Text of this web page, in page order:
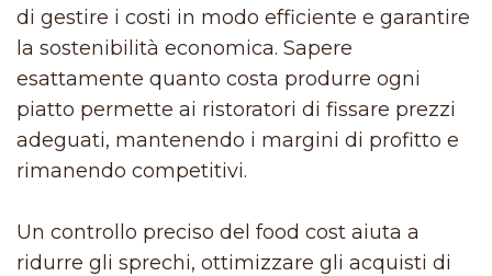
di gestire i costi in modo efficiente e garantire
la sostenibilità economica. Sapere
esattamente quanto costa produrre ogni
piatto permette ai ristoratori di fissare prezzi
adeguati, mantenendo i margini di profitto e
rimanendo competitivi.
Un controllo preciso del food cost aiuta a
ridurre gli sprechi, ottimizzare gli acquisti di